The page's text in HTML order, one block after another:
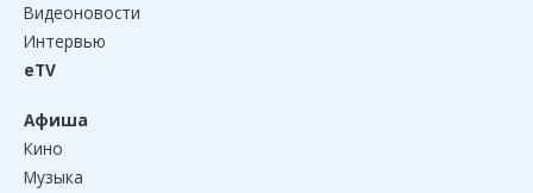
Видеоновости
Интервью
eTV
Афиша
Кино
Музыка